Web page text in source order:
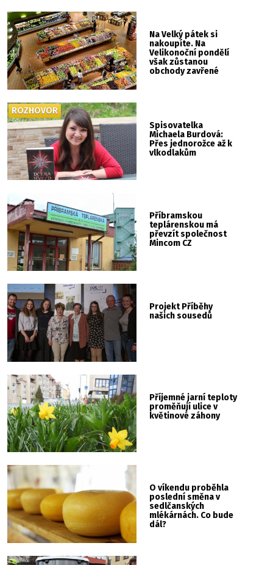
Na Velký pátek si
nakoupíte. Na
Velikonoční pondělí
však zůstanou
obchody zavřené
Spisovatelka
Michaela Burdová:
Přes jednorožce až k
vlkodlakům
ROZHOVOR
Příbramskou
teplárenskou má
převzít společnost
Mincom CZ
Projekt Příběhy
našich sousedů
Příjemné jarní teploty
proměňují ulice v
květinové záhony
O víkendu proběhla
poslední směna v
sedlčanských
mlékárnách. Co bude
dál?